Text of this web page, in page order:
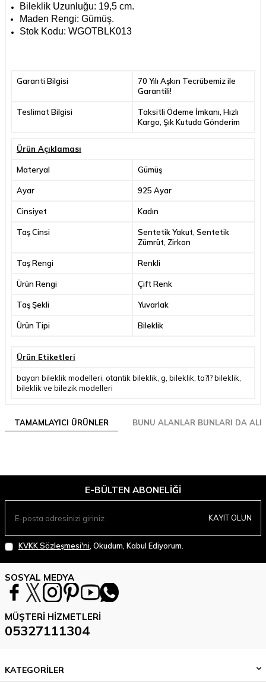
Bileklik Uzunluğu: 19,5 cm.
Maden Rengi: Gümüş.
Stok Kodu: WGOTBLK013
Garanti Bilgisi
70 Yılı Aşkın Tecrübemiz ile
Garantili!
Teslimat Bilgisi
Taksitli Ödeme İmkanı, Hızlı
Kargo, Şık Kutuda Gönderim
Ürün Açıklaması
Materyal Gümüş
Ayar 925 Ayar
Cinsiyet Kadın
Taş Cinsi
Sentetik Yakut, Sentetik
Zümrüt, Zirkon
Taş Rengi Renkli
Ürün Rengi Çift Renk
Taş Şekli Yuvarlak
Ürün Tipi Bileklik
Ürün Etiketleri
bayan bileklik modelleri otantik bileklik g bileklik ,ta?l? bileklik
bileklik ve bilezik modelleri
TAMAMLAYICI ÜRÜNLER BUNU ALANLAR BUNLARI DA
E-BÜLTEN ABONELIĞI
KAYIT OLUN
KVKK Sözleşmesi'ni , Okudum, Kabul Ediyorum.
SOSYAL MEDYA
MÜŞTERI HIZMETLERI
05327111304
KATEGORİLER